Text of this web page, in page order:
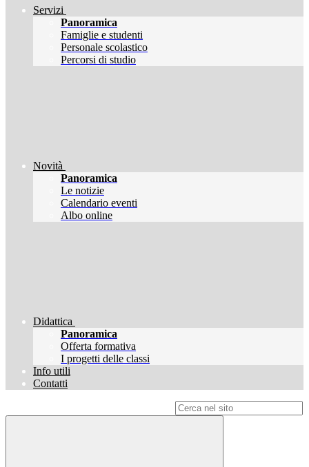
Servizi
Panoramica
Famiglie e studenti
Personale scolastico
Percorsi di studio
Novità
Panoramica
Le notizie
Calendario eventi
Albo online
Didattica
Panoramica
Offerta formativa
I progetti delle classi
Info utili
Contatti